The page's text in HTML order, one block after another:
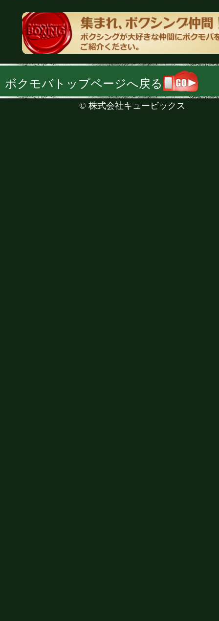
ボクモバトップページへ戻る
© 株式会社キュービックス